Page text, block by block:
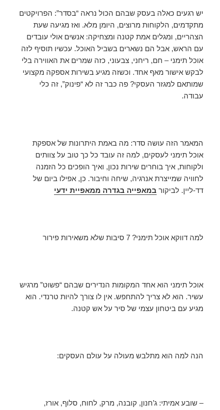
יש רגעים כאלה בעסק שבהם הכול נראה “בסדר”: הפרויקטים
מתקדמים, הלקוחות מרוצים, היומן מלא. ואז מגיעה שעת
הצהריים, ומגלים אמת קטנה ומצחיקה: אנשים אולי עובדים
עם הראש, אבל הם נשארים בשביל האוכל. עכשיו תוסיף לזה
אוכל תימני – חם, ריחני, צבעוני, כזה שמרים את האווירה בלי
לבקש אישור מאף אחד. וכשזה מגיע בשירות אספקה מקצועי
שמותאם למגזר העסקי? פה כבר זה לא “פינוק”, זה כלי
עבודה.
המאמר הזה עושה סדר: מה באמת היתרונות של אספקת
אוכל תימני לעסקים, למה זה עובד כל כך טוב על צוותים
ולקוחות, איך בוחרים שירות נכון, ואיך הופכים כל הזמנה
לחוויה שמייצרת אנרגיה, שיחה וחיבור. כן, אפילו ביום של
דד-ליין. לביקור במאפייה בגדרה ממאפיית ידעי
למה דווקא אוכל תימני? 7 סיבות שלא משאירות פירור
אוכל תימני הוא אחד המקומות הנדירים שבהם “פשוט” מרגיש
עשיר. הוא לא צריך להתחפש. אין לו צורך להיות טרנדי. הוא
מגיע עם ביטחון עצמי של סיר על אש קטנה.
הנה למה הוא מתלבש מעולה על עולם העסקים:
– שובע אמיתי: ג’חנון, קובנה, מרק, לחוח, סלוף, אורז,